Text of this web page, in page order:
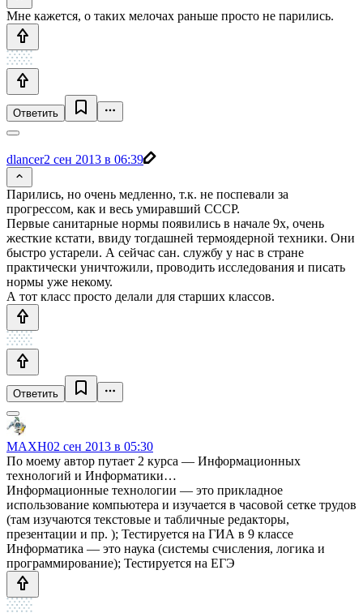
Мне кажется, о таких мелочах раньше просто не парились.
Ответить
dlancer2 сен 2013 в 06:39
Парились, но очень медленно, т.к. не поспевали за
прогрессом, как и весь умиравший СССР.
Первые санитарные нормы появились в начале 9x, очень
жесткие кстати, ввиду тогдашней термоядерной техники. Они
быстро устарели. А сейчас сан. службу у нас в стране
практически уничтожили, проводить исследования и писать
нормы уже некому.
А тот класс просто делали для старших классов.
Ответить
MAXH02 сен 2013 в 05:30
По моему автор путает 2 курса — Информационных
технологий и Информатики…
Информационные технологии — это прикладное
использование компьютера и изучается в часовой сетке трудов
(там изучаются текстовые и табличные редакторы,
презентации и пр. ); Тестируется на ГИА в 9 классе
Информатика — это наука (системы счисления, логика и
программирование); Тестируется на ЕГЭ